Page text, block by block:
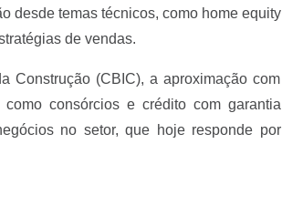
desde temas técnicos, como home equity
de vendas.
Construção (CBIC), a aproximação com
consórcios e crédito com garantia
no setor, que hoje responde por